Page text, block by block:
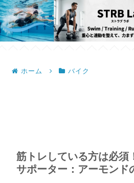
ホーム バイク
筋トレしている方は必須
サポーター：アーモンド